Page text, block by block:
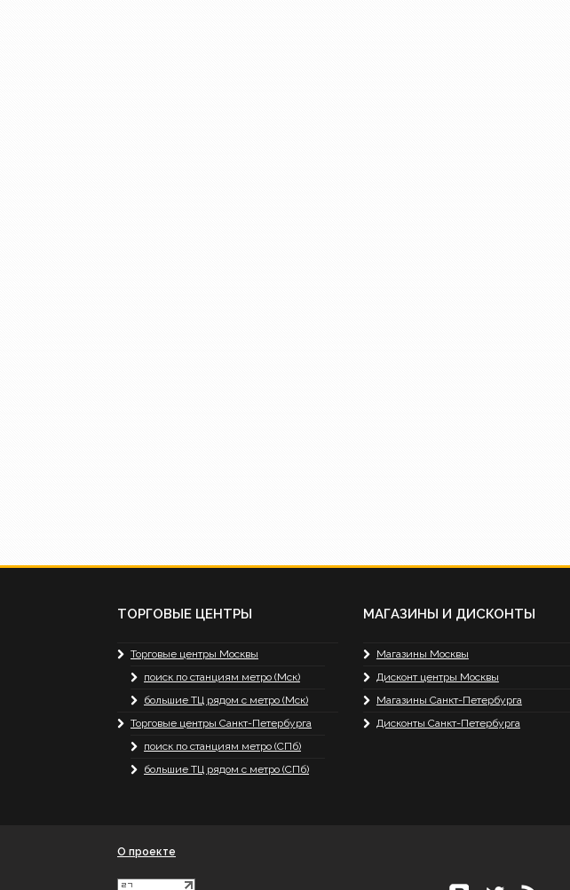
ТОРГОВЫЕ ЦЕНТРЫ
Торговые центры Москвы
поиск по станциям метро (Мск)
большие ТЦ рядом с метро (Мск)
Торговые центры Санкт-Петербурга
поиск по станциям метро (СПб)
большие ТЦ рядом с метро (СПб)
МАГАЗИНЫ И ДИСКОНТЫ
Магазины Москвы
Дисконт центры Москвы
Магазины Санкт-Петербурга
Дисконты Санкт-Петербурга
О проекте